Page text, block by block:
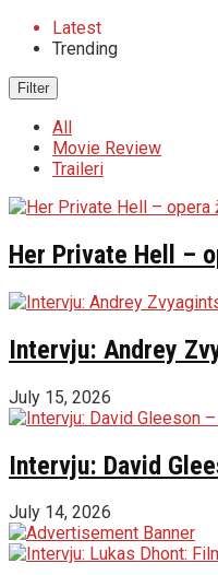
Latest
Trending
Filter
All
Movie Review
Traileri
Her Private Hell –
Intervju: Andrey
July 15, 2026
Intervju: David
July 14, 2026